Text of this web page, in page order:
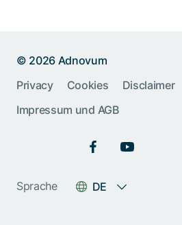
© 2026 Adnovum
Privacy
Cookies
Disclaimer
Impressum und AGB
Sprache DE